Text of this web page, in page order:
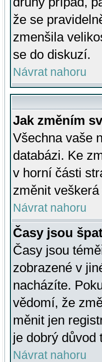
že se
zmenšila
se do diskuzí.
Návrat nahoru
Jak změním
Všechna vaše
databázi. Ke
v horní části
změnit
Návrat nahoru
Časy jsou
Časy jsou
zobrazené v
nacházíte.
vědomí, že
měnit jen
je dobrý důvod
Návrat nahoru